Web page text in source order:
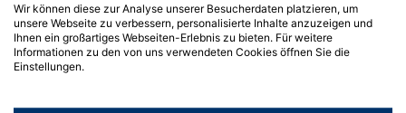
Vorheriger Artikel
Wir können diese zur Analyse unserer Besucherdaten platzieren, um
unsere Webseite zu verbessern, personalisierte Inhalte anzuzeigen und
Ihnen ein großartiges Webseiten-Erlebnis zu bieten. Für weitere
Informationen zu den von uns verwendeten Cookies öffnen Sie die
Einstellungen.